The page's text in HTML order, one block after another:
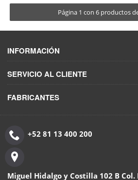
Página 1 con 6 productos
INFORMACIÓN
SERVICIO AL CLIENTE
FABRICANTES
+52 81 13 400 200
Miguel Hidalgo y Costilla 102 B Col.